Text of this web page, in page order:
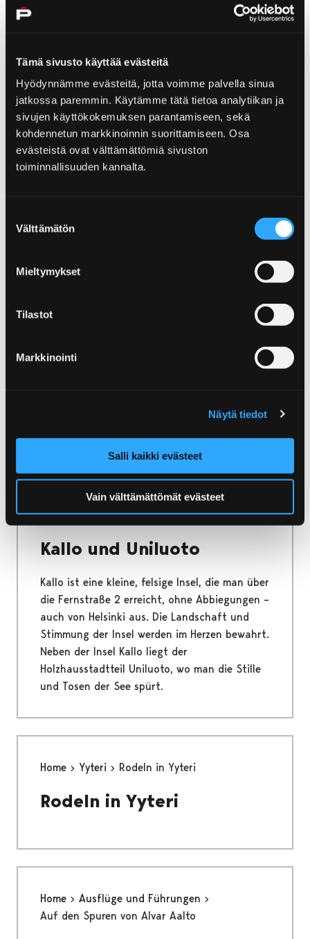
Tämä sivusto käyttää evästeitä
Hyödynnämme evästeitä, jotta voimme palvella sinua
jatkossa paremmin. Käytämme tätä tietoa analytiikan ja
sivujen käyttökokemuksen parantamiseen, sekä
kohdennetun markkinoinnin suorittamiseen. Osa
evästeistä ovat välttämättömiä sivuston
toiminnallisuuden kannalta.
valinta
Välttämätön
Mieltymykset
Tilastot
Markkinointi
Näytä tiedot
Salli kaikki evästeet
Vain välttämättömät evästeet
Home Yyteri Reposaari
Reposaari
Machen Sie eine Pilgertour zur Stätte der
guten Laune – zur Insel Reposaari, von der
tausend maritime Märchen und Geschichten
Home
Kirjurinluoto
Kinderverkehrspark
Vinkkari
Fahrrädern. Beim Spielen lernt man auch
Home Yyteri Kallo und Uniluoto
Kallo und Uniluoto
Kallo ist eine kleine, felsige Insel, die man über
die Fernstraße 2 erreicht, ohne Abbiegungen –
auch von Helsinki aus. Die Landschaft und
Stimmung der Insel werden im Herzen bewahrt.
Neben der Insel Kallo liegt der
Holzhausstadtteil Uniluoto, wo man die Stille
und Tosen der See spürt.
Home Yyteri Rodeln in Yyteri
Rodeln in Yyteri
Home
Ausflüge und Führungen
Auf den Spuren von Alvar Aalto